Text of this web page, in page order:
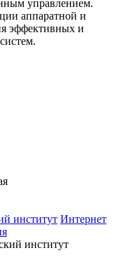
управлением.
аппаратной и
эффективных и
институт Интернет